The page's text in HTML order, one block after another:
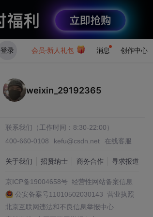
登录 会员·新人礼包 消息 创作中心
weixin_29192365
联系我们（工作时间：8:30-22:00）
400-660-0108
kefu@csdn.net 在线客服
关于我们 招贤纳士 商务合作 寻求报道
京ICP备19004658号 经营性网站备案信息
公安备案号11010502030143 营业执照
北京互联网违法和不良信息举报中心